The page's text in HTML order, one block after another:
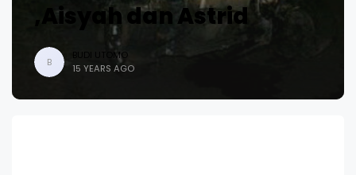
,Aisyah dan Astrid
B
BUDI UTOMO
15 YEARS AGO